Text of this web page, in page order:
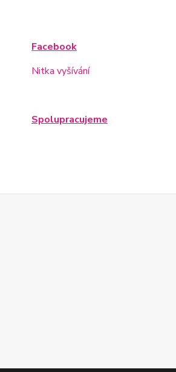
Facebook
Nitka vyšívání
Spolupracujeme